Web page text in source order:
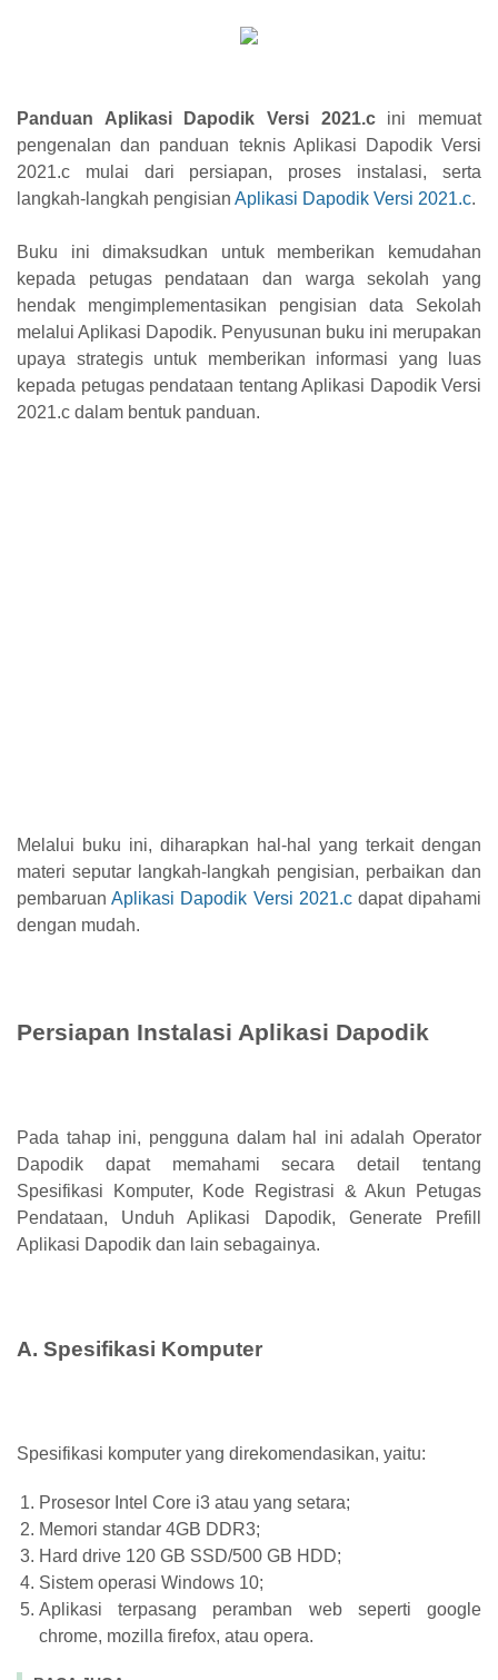
Panduan Aplikasi Dapodik Versi 2021.cini memuat
pengenalan dan panduan teknis Aplikasi Dapodik Versi
2021.c mulai dari persiapan, proses instalasi, serta
langkah-langkah pengisian Aplikasi Dapodik Versi 2021.c.
Buku ini dimaksudkan untuk memberikan kemudahan
kepada petugas pendataan dan warga sekolah yang
hendak mengimplementasikan pengisian data Sekolah
melalui Aplikasi Dapodik. Penyusunan buku ini merupakan
upaya strategis untuk memberikan informasi yang luas
kepada petugas pendataan tentang Aplikasi Dapodik Versi
2021.c dalam bentuk panduan.
Melalui buku ini, diharapkan hal-hal yang terkait dengan
materi seputar langkah-langkah pengisian, perbaikan dan
pembaruanAplikasi Dapodik Versi 2021.cdapat dipahami
dengan mudah.
Persiapan Instalasi Aplikasi Dapodik
Pada tahap ini, pengguna dalam hal ini adalah Operator
Dapodik dapat memahami secara detail tentang
Spesifikasi Komputer, Kode Registrasi & Akun Petugas
Pendataan, Unduh Aplikasi Dapodik, Generate Prefill
Aplikasi Dapodik dan lain sebagainya.
A. Spesifikasi Komputer
Spesifikasi komputer yang direkomendasikan, yaitu:
Prosesor Intel Core i3 atau yang setara;
Memori standar 4GB DDR3;
Hard drive 120 GB SSD/500 GB HDD;
Sistem operasi Windows 10;
Aplikasi terpasang peramban web seperti google
chrome, mozilla firefox, atau opera.